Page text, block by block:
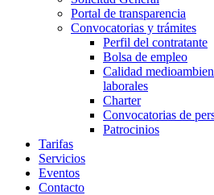
Portal de transparencia
Convocatorias y trámites
Perfil del contratante
Bolsa de empleo
Calidad
laborales
Charter
Convocatorias de
Patrocinios
Tarifas
Servicios
Eventos
Contacto